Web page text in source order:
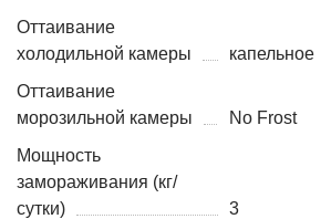
Оттаивание
холодильной камеры
капельное
Оттаивание
морозильной камеры
No Frost
Мощность
замораживания (кг/
сутки)
3